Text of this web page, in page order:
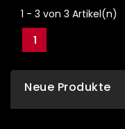
1 - 3 von 3 Artikel(n)
1
Neue Produkte